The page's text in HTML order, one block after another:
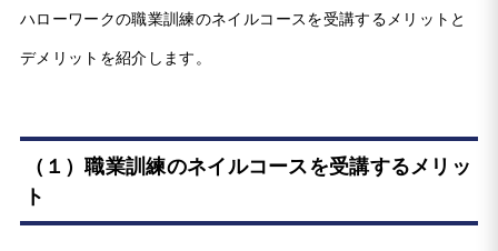
ハローワークの職業訓練のネイルコースを受講するメリットと
デメリットを紹介します。
（１）職業訓練のネイルコースを受講するメリッ
ト